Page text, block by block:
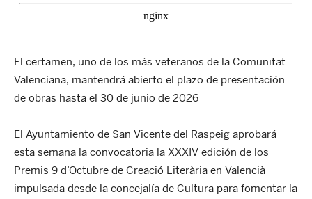
El certamen, uno de los más veteranos de la Comunitat
Valenciana, mantendrá abierto el plazo de presentación
de obras hasta el 30 de junio de 2026
El Ayuntamiento de San Vicente del Raspeig aprobará
esta semana la convocatoria la XXXIV edición de los
Premis 9 d’Octubre de Creació Literària en Valencià
impulsada desde la concejalía de Cultura para fomentar la